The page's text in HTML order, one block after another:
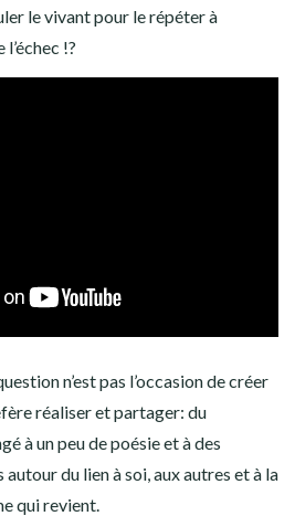
le vivant pour le répéter à
l’échec !?
n’est pas l’occasion de créer
réaliser et partager: du
à un peu de poésie et à des
du lien à soi, aux autres et à la
qui revient.